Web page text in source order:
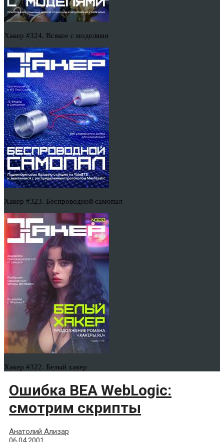
Хакер #324. Всякое с моделями
Хакер #323. Беспроводной самопал
Хакер #322. Белый хакер
Ошибка BEA WebLogic:
смотрим скрипты
Анатолий Ализар